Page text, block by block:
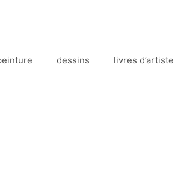
dessins livres d’artiste